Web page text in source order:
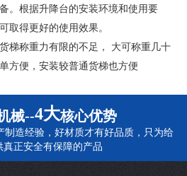
。根据升降台的安装环境和使用要
取得更好的使用效果。
梯称重力有限的不足， 大可称重几十
方便，安装较普通货梯也方便
械--4大核心优势
制造经验，好材质才有好品质，只为给
真正安全有保障的产品